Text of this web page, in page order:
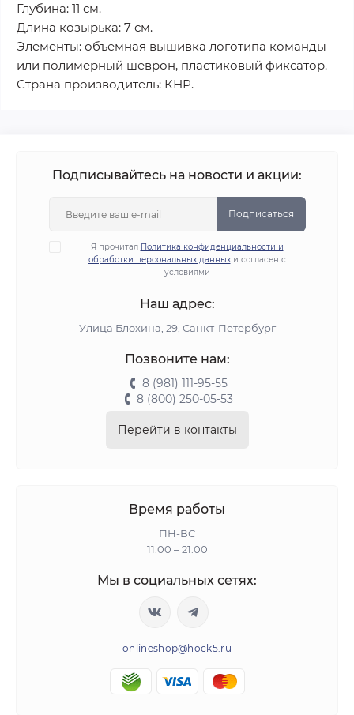
Глубина: 11 см.
Длина козырька: 7 см.
Элементы: объемная вышивка логотипа команды
или полимерный шеврон, пластиковый фиксатор.
Страна производитель: КНР.
Подписывайтесь на новости и акции:
Подписаться
Я прочитал Политика конфиденциальности и
обработки персональных данныхи согласен с
условиями
Наш адрес:
Улица Блохина, 29, Санкт-Петербург
Позвоните нам:
8 (981) 111-95-55
8 (800) 250-05-53
Перейти в контакты
Время работы
ПН-ВС
11:00 – 21:00
Мы в социальных сетях:
onlineshop@hock5.ru